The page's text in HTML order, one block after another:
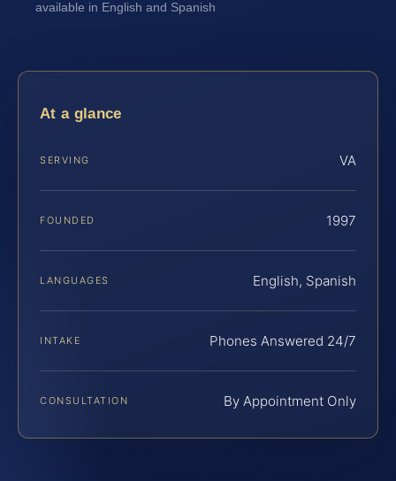
available in English and Spanish
At a glance
SERVING VA
FOUNDED 1997
LANGUAGES English, Spanish
INTAKE Phones Answered 24/7
CONSULTATION By Appointment Only